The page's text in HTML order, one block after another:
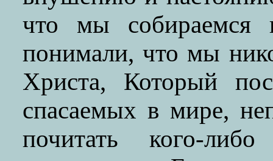
что мы собираемся
понимали, что мы
Христа, Который
спасаемых в мире,
почитать кого-